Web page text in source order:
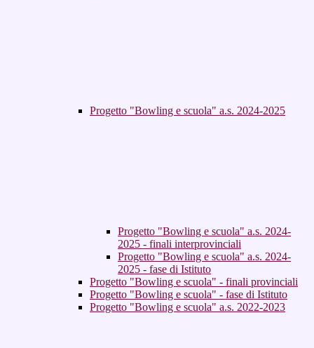
Progetto "Bowling e scuola" a.s. 2024-2025
Progetto "Bowling e scuola" a.s. 2024-
2025 - finali interprovinciali
Progetto "Bowling e scuola" a.s. 2024-
2025 - fase di Istituto
Progetto "Bowling e scuola" - finali provinciali
Progetto "Bowling e scuola" - fase di Istituto
Progetto "Bowling e scuola" a.s. 2022-2023